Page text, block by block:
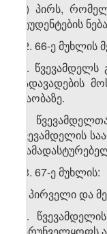
„შ) პირს,
სტუდენტების
22. 66-ე
„6.
გადავადების
თაობაზე.
7.
წვევამდელის
23. 67-ე მუხლის:
ა) პირველი და
„1.